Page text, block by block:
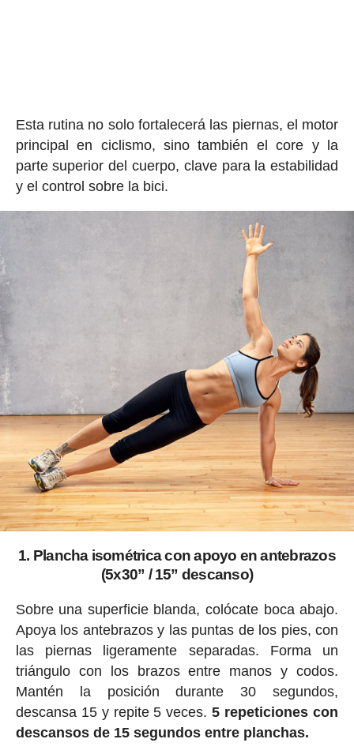
Esta rutina no solo fortalecerá las piernas, el motor
principal en ciclismo, sino también el core y la
parte superior del cuerpo, clave para la estabilidad
y el control sobre la bici.
1. Plancha isométrica con apoyo en antebrazos
(5x30” / 15” descanso)
Sobre una superficie blanda, colócate boca abajo.
Apoya los antebrazos y las puntas de los pies, con
las piernas ligeramente separadas. Forma un
triángulo con los brazos entre manos y codos.
Mantén la posición durante 30 segundos,
descansa 15 y repite 5 veces.5 repeticiones con
descansos de 15 segundos entre planchas.